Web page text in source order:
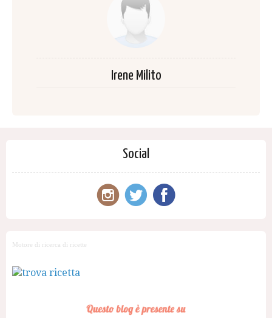
Irene Milito
Social
Motore di ricerca di ricette